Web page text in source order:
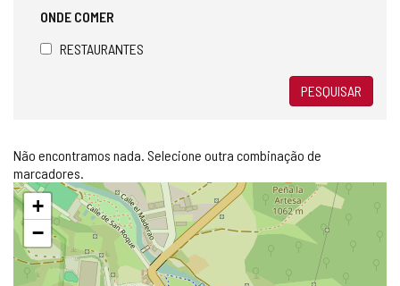
ONDE COMER
RESTAURANTES
PESQUISAR
Não encontramos nada. Selecione outra combinação de
marcadores.
Pular
mapa
+
−